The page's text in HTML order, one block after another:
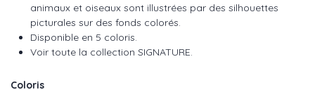
animaux et oiseaux sont illustrées par des silhouettes
picturales sur des fonds colorés.
Disponible en 5 coloris.
Voir toute la collection SIGNATURE.
Coloris